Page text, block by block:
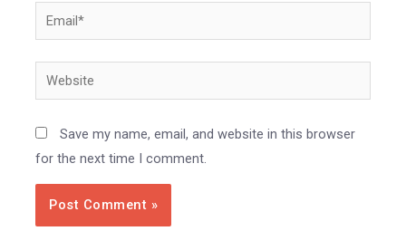
Email*
Website
Save my name, email, and website in this browser
for the next time I comment.